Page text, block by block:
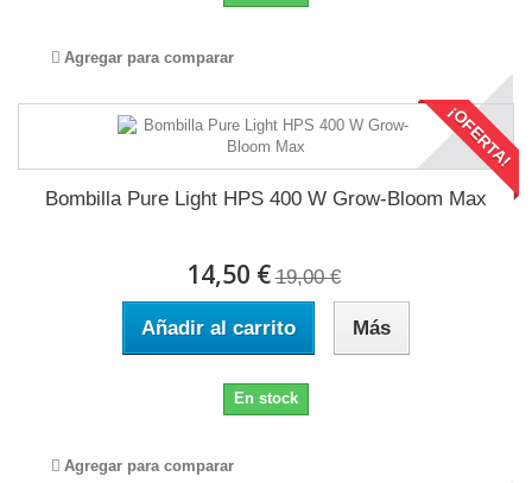
Agregar para comparar
¡OFERTA!
Bombilla Pure Light HPS 400 W Grow-Bloom Max
14,50 € 19,00 €
Añadir al carrito Más
En stock
Agregar para comparar